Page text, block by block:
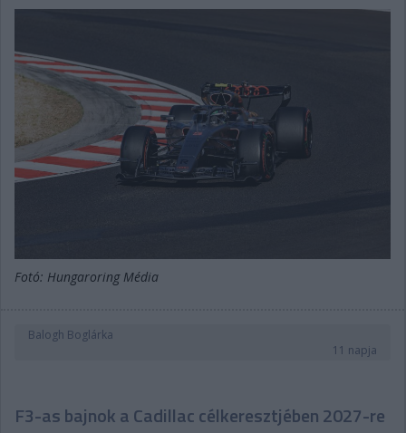
Fotó: Hungaroring Média
Balogh Boglárka
11 napja
F3-as bajnok a Cadillac célkeresztjében 2027-re